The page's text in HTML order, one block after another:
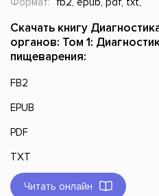
Скачать книгу
органов: Том 1:
пищеварения:
FB2
EPUB
PDF
TXT
Читать онлайн